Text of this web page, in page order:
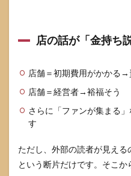
たと
で確
る方
法
は？
参考
情報
源
店の話が「金持ち
店舗＝初期費用がかかる
店舗＝経営者→裕福そう
さらに「ファンが集まる
す
ただし、外部の読者が見える
という断片だけです。そこか